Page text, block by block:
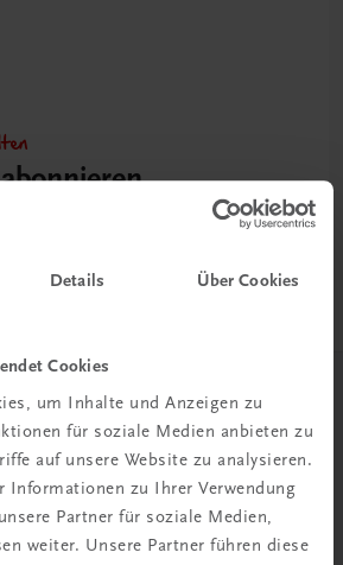
Details Über Cookies
Cookies
um Inhalte und Anzeigen zu
für soziale Medien anbieten zu
auf unsere Website zu analysieren.
Informationen zu Ihrer Verwendung
Partner für soziale Medien,
weiter. Unsere Partner führen diese
bei TRAUNER!